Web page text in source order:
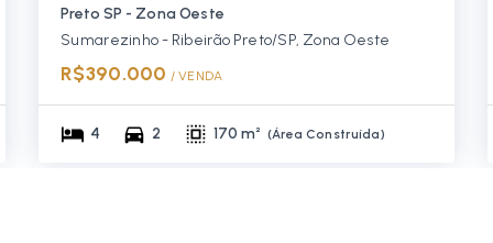
Preto SP - Zona Oeste
Sumarezinho - Ribeirão Preto/SP, Zona Oeste
R$390.000 / VENDA
4 2 170 m² (Área Construída)